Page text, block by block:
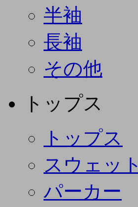
半袖
長袖
その他
トップス
トップス
スウェット
パーカー